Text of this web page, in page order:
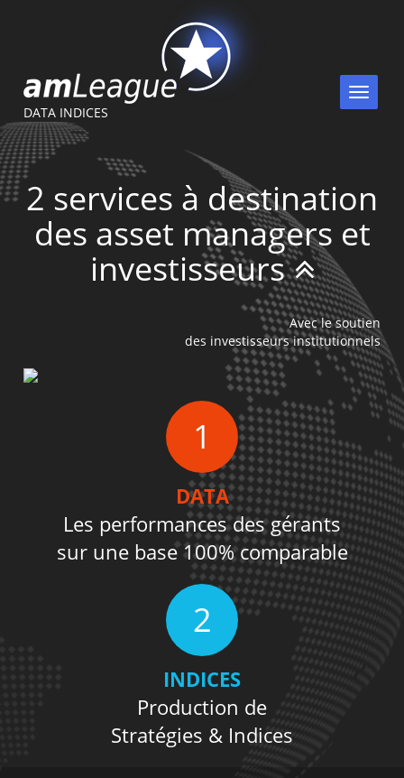
DATA INDICES
Toggle
2 services à destination
des asset managers et
investisseurs
Avec le soutien
des investisseurs institutionnels
1
DATA
Les performances des gérants
sur une base 100% comparable
2
INDICES
Production de
Stratégies & Indices